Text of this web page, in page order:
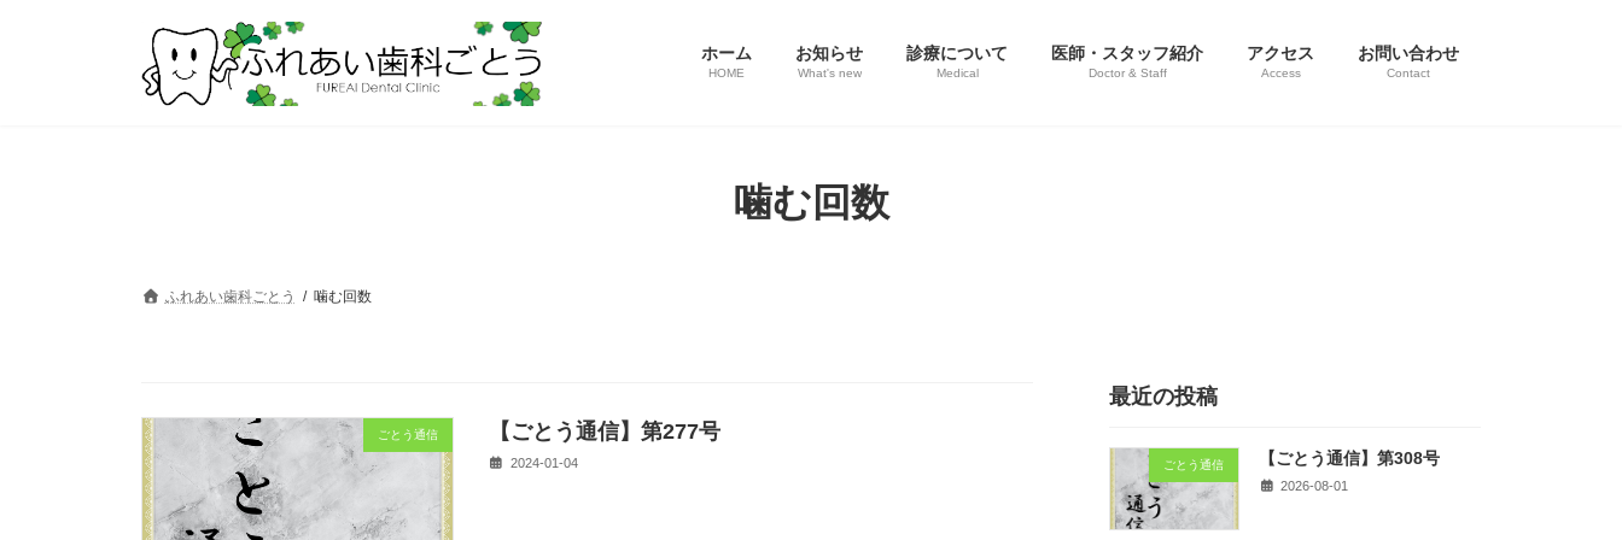
ホーム
HOME
お知らせ
What's new
診療について
Medical
医師・スタッフ紹介
Doctor & Staff
アクセス
Access
お問い合わせ
Contact
噛む回数
ふれあい歯科ごとう 噛む回数
ごとう通信 【ごとう通信】第277号
2024-01-04
最近の投稿
ごとう通信 【ごとう通信】第308号
2026-08-01